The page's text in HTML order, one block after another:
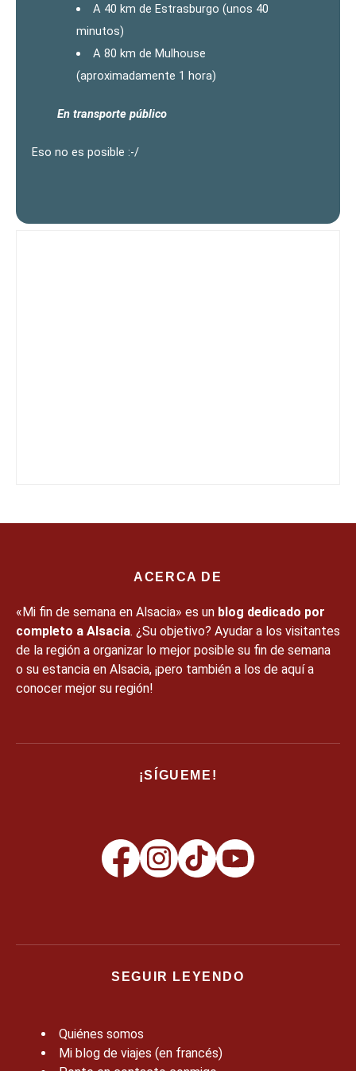
A 40 km de Estrasburgo (unos 40
minutos)
A 80 km de Mulhouse
(aproximadamente 1 hora)
En transporte público
Eso no es posible :-/
ACERCA DE
«Mi fin de semana en Alsacia» es un blog dedicado por
completo a Alsacia. ¿Su objetivo? Ayudar a los visitantes
de la región a organizar lo mejor posible su fin de semana
o su estancia en Alsacia, ¡pero también a los de aquí a
conocer mejor su región!
¡SÍGUEME!
SEGUIR LEYENDO
Quiénes somos
Mi blog de viajes (en francés)